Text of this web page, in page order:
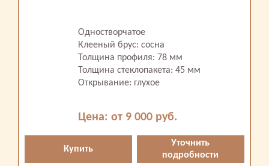
Одностворчатое
Клееный брус: сосна
Толщина профиля: 78 мм
Толщина стеклопакета: 45 мм
Открывание: глухое
Цена: от 9 000 руб.
Купить
Уточнить
подробности